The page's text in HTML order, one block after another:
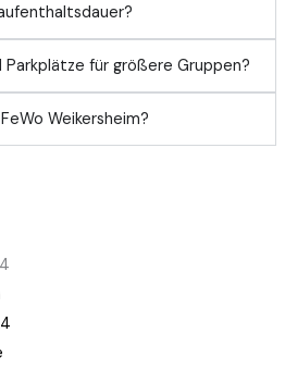
für größere Gruppen?
Weikersheim?